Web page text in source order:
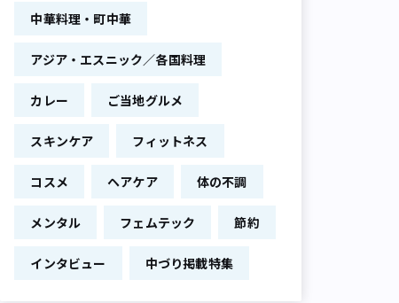
中華料理・町中華
アジア・エスニック／各国料理
カレー ご当地グルメ
スキンケア フィットネス
コスメ ヘアケア 体の不調
メンタル フェムテック 節約
インタビュー 中づり掲載特集